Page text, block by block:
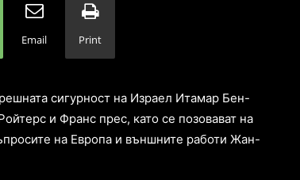
Email Print
сигурност на Израел Итамар Бен-
и Франс прес, като се позовават на
на Европа и външните работи Жан-